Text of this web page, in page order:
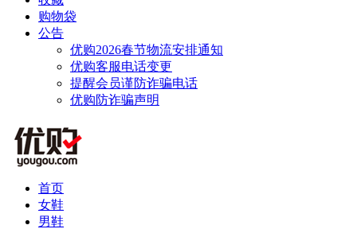
购物袋
公告
优购2026春节物流安排通知
优购客服电话变更
提醒会员谨防诈骗电话
优购防诈骗声明
首页
女鞋
男鞋